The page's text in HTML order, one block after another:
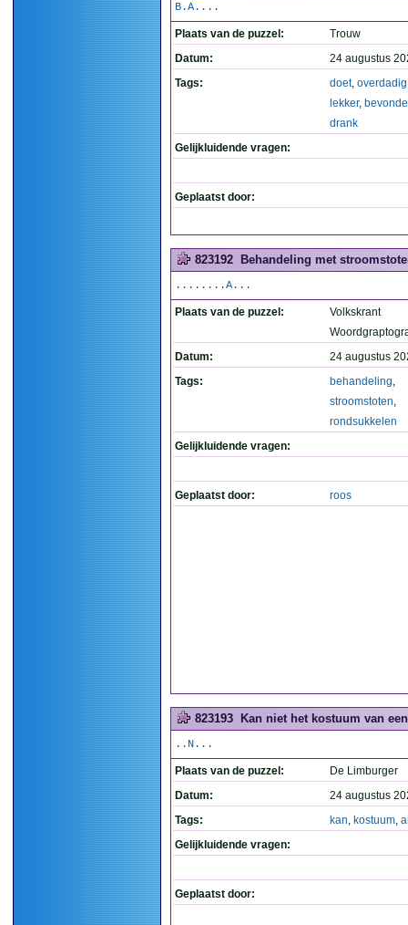
B.A....
Plaats van de puzzel:
Trouw
Datum:
24 augustus
Tags:
doet, overdadig
lekker,
drank
Gelijkluidende vragen:
Geplaatst door:
823192 Behandeling met
........A...
Plaats van de puzzel:
Volkskrant
Datum:
24 augustus
Tags:
behandeling,
stroomstoten,
rondsukkelen
Gelijkluidende vragen:
Geplaatst door: roos
823193 Kan niet het kostuum van
..N...
Plaats van de puzzel:
De Limburger
Datum:
24 augustus
Tags:
kan, kostuum,
Gelijkluidende vragen:
Geplaatst door: